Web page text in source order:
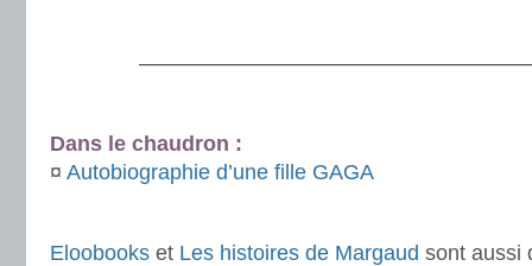
Dans le chaudron :
¤ Autobiographie d’une fille GAGA
Eloobooks et Les histoires de Margaud sont aussi